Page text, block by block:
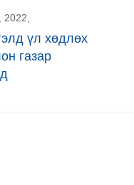
2022,
үл хөдлөх
газар